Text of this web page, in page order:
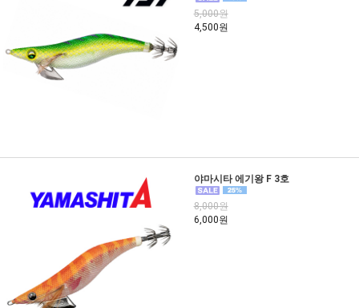
5,000원
4,500원
야마시타 에기왕 F 3호
8,000원
6,000원